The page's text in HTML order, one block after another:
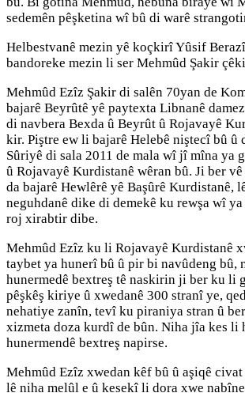
sedemên pêşketina wî bû di warê
Helbestvanê mezin yê koçkirî Yûsif
bandoreke mezin li ser Mehmûd Şakir
Mehmûd Ezîz Şakir di salên 70yan de
bajarê Beyrûtê yê paytexta Libnanê
di navbera Bexda û Beyrût û Rojavayê
kir. Piştre ew li bajarê Helebê niştecî bû û
Sûriyê di sala 2011 de mala wî jî mîna ya
û Rojavayê Kurdistanê wêran bû. Ji ber
da bajarê Hewlêrê yê Başûrê Kurdistanê,
neguhdanê dike di demekê ku rewşa wî
roj xirabtir dibe.
Mehmûd Ezîz ku li Rojavayê Kurdistanê
taybet ya hunerî bû û pir bi navûdeng bû,
hunermedê bextreş tê naskirin ji ber ku li
pêşkêş kiriye û xwedanê 300 stranî ye,
nehatiye zanîn, tevî ku piraniya stran û
xizmeta doza kurdî de bûn. Niha jîa kes li
hunermendê bextreş napirse.
Mehmûd Ezîz xwedan kêf bû û aşiqê
lê niha melûl e û kesekî li dora xwe